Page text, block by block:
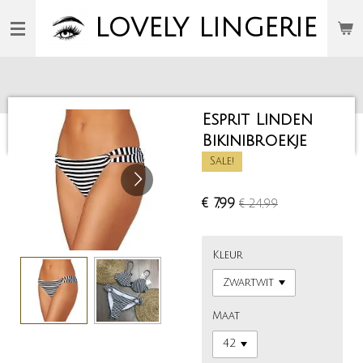
direct
LOVELY LINGERIE
Esprit Linden
Bikinibroekje
Sale!
€ 7,99 € 24,99
Kleur
Maat